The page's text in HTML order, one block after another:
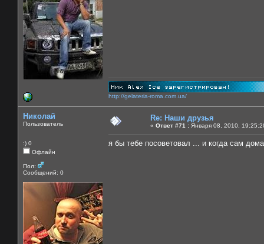
http://gelateria-roma.com.ua/
Николай
Пользователь
:) 0
Офлайн
Пол:
Сообщений: 0
Re: Наши друзья
« Ответ #71 : Января 08, 2010,
я бы тебе посоветовал ... и когда сам